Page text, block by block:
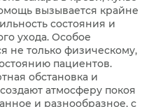
вызывается крайне
состояния и
ухода. Особое
не только физическому,
пациентов.
обстановка и
атмосферу покоя
и разнообразное, с